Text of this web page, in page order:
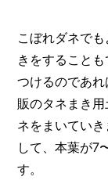
こぼれダネで
きをすること
つけるのであ
販のタネまき
ネをまいてい
して、本葉が7
す。